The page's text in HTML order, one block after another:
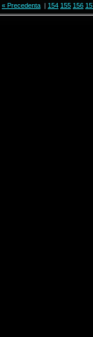
« Precedenta | 154 155 156